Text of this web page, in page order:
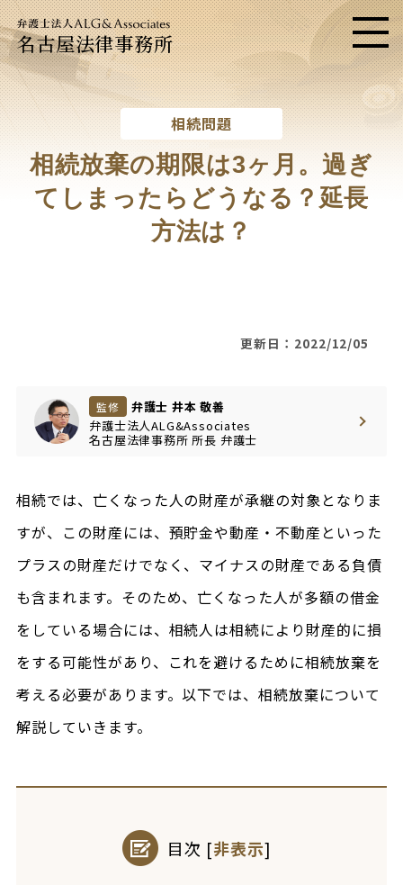
名古屋法律事務所 メニ
相続問題
相続放棄の期限は3ヶ月。過ぎ
てしまったらどうなる？延長
方法は？
更新日：2022/12/05
監修
弁護士 井本 敬善
弁護士法人ALG&Associates
名古屋法律事務所所長 弁護士
相続では、亡くなった人の財産が承継の対象となりま
すが、この財産には、預貯金や動産・不動産といった
プラスの財産だけでなく、マイナスの財産である負債
も含まれます。そのため、亡くなった人が多額の借金
をしている場合には、相続人は相続により財産的に損
をする可能性があり、これを避けるために相続放棄を
考える必要があります。以下では、相続放棄について
解説していきます。
目次 [非表示]